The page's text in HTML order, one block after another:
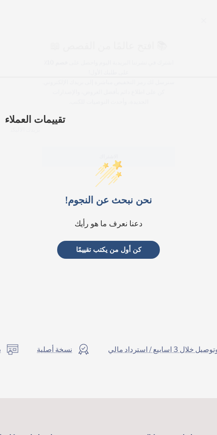
الاشتراك
تقييمات العملاء
نحن نبحث عن النجوم!
دعنا نعرف ما هو رأيك
كن أول من يكتب تقييمًا
3 اسابيع / استرداد مالي نسخة أصلية